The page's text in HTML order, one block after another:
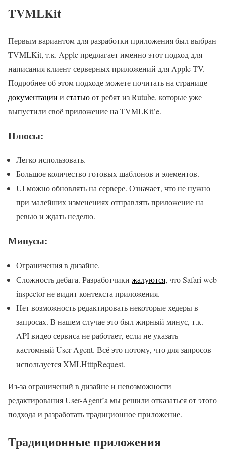
TVMLKit
Первым вариантом для разработки приложения был выбран
TVMLKit, т.к. Apple предлагает именно этот подход для
написания клиент-серверных приложений для Apple TV.
Подробнее об этом подходе можете почитать на странице
документации и статьюот ребят из Rutube, которые уже
выпустили своё приложение на TVMLKit’e.
Плюсы:
Легко использовать.
Большое количество готовых шаблонов и элементов.
UI можно обновлять на сервере. Означает, что не нужно
при малейших изменениях отправлять приложение на
ревью и ждать неделю.
Минусы:
Ограничения в дизайне.
Сложность дебага. Разработчики жалуются, что Safari web
inspector не видит контекста приложения.
Нет возможность редактировать некоторые хедеры в
запросах. В нашем случае это был жирный минус, т.к.
API видео сервиса не работает, если не указать
кастомный User-Agent. Всё это потому, что для запросов
используется XMLHtttpRequest.
Из-за ограничений в дизайне и невозможности
редактирования User-Agent’a мы решили отказаться от этого
подхода и разработать традиционное приложение.
Традиционные приложения